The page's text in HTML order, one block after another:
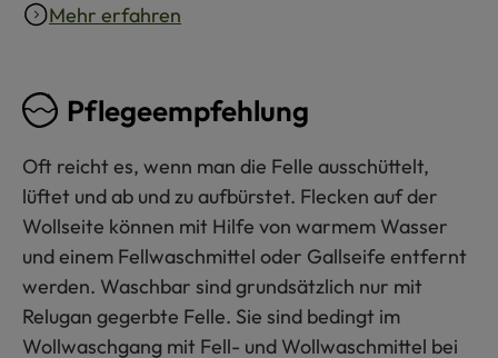
Mehr erfahren
Pflegeempfehlung
Oft reicht es, wenn man die Felle ausschüttelt,
lüftet und ab und zu aufbürstet. Flecken auf der
Wollseite können mit Hilfe von warmem Wasser
und einem Fellwaschmittel oder Gallseife entfernt
werden. Waschbar sind grundsätzlich nur mit
Relugan gegerbte Felle. Sie sind bedingt im
Wollwaschgang mit Fell- und Wollwaschmittel bei